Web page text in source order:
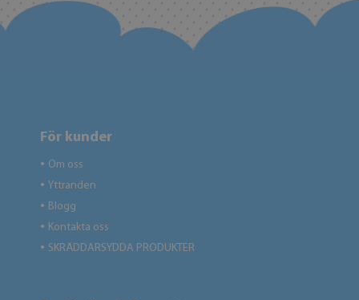
För kunder
● Om oss
● Yttranden
● Blogg
● Kontakta oss
● SKRÄDDARSYDDA PRODUKTER